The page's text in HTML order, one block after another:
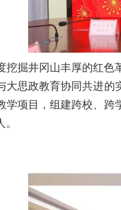
挖掘井冈山丰厚的红
大思政教育协同共进
学项目，组建跨校、